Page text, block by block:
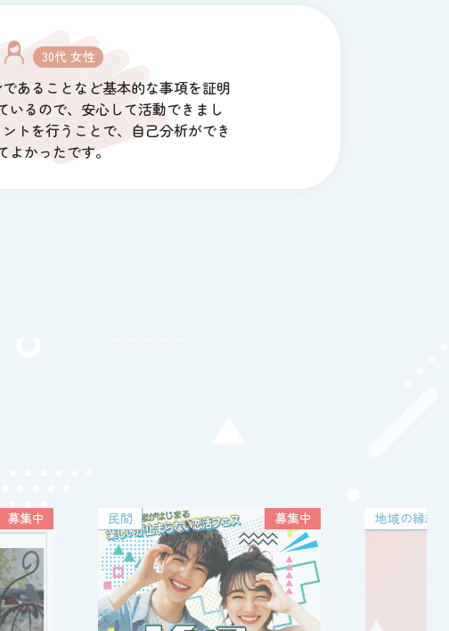
30代 女性
あることなど基本的な事項を証明
いるので、安心して活動できまし
トを行うことで、自己分析ができ
よかったです。
募集中 地域の縁結びさん 募集中 県・市町